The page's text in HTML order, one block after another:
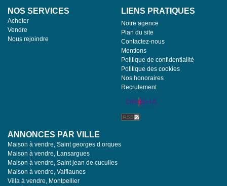
NOS SERVICES
Acheter
Vendre
Nous rejoindre
LIENS PRATIQUES
Notre agence
Plan du site
Contactez-nous
Mentions
Politique de confidentialité
Politique des cookies
Nos honoraires
Recrutement
ANNONCES PAR VILLE
Maison à vendre, Saint georges d orques
Maison à vendre, Lansargues
Maison à vendre, Saint jean de cuculles
Maison à vendre, Valflaunes
Villa à vendre, Montpellier